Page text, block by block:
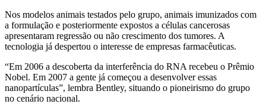
Nos modelos animais testados pelo grupo, animais imunizados com
a formulação e posteriormente expostos a células cancerosas
apresentaram regressão ou não crescimento dos tumores. A
tecnologia já despertou o interesse de empresas farmacêuticas.
“Em 2006 a descoberta da interferência do RNA recebeu o Prêmio
Nobel. Em 2007 a gente já começou a desenvolver essas
nanopartículas”, lembra Bentley, situando o pioneirismo do grupo
no cenário nacional.